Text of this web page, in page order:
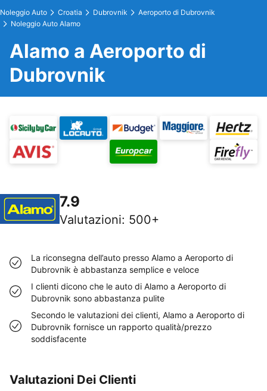
Noleggio Auto Croatia Dubrovnik
Aeroporto di Dubrovnik
Noleggio Auto Alamo
Alamo a Aeroporto di
Dubrovnik
7.9
Valutazioni: 500+
La riconsegna dell’auto presso Alamo a Aeroporto di
Dubrovnik è abbastanza semplice e veloce
I clienti dicono che le auto di Alamo a Aeroporto di
Dubrovnik sono abbastanza pulite
Secondo le valutazioni dei clienti, Alamo a Aeroporto di
Dubrovnik fornisce un rapporto qualità/prezzo
soddisfacente
Valutazioni Dei Clienti